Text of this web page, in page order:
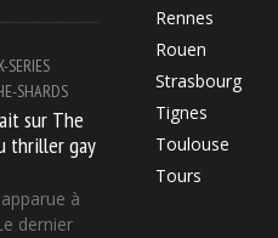
SERIES
SHARDS
sur The
thriller gay
à
dernier
Rennes
Rouen
Strasbourg
Tignes
Toulouse
Tours